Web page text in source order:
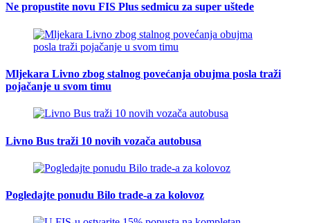
Ne propustite novu FIS Plus sedmicu za super uštede
Mljekara Livno zbog stalnog povećanja obujma posla traži
pojačanje u svom timu
Livno Bus traži 10 novih vozača autobusa
Pogledajte ponudu Bilo trade-a za kolovoz